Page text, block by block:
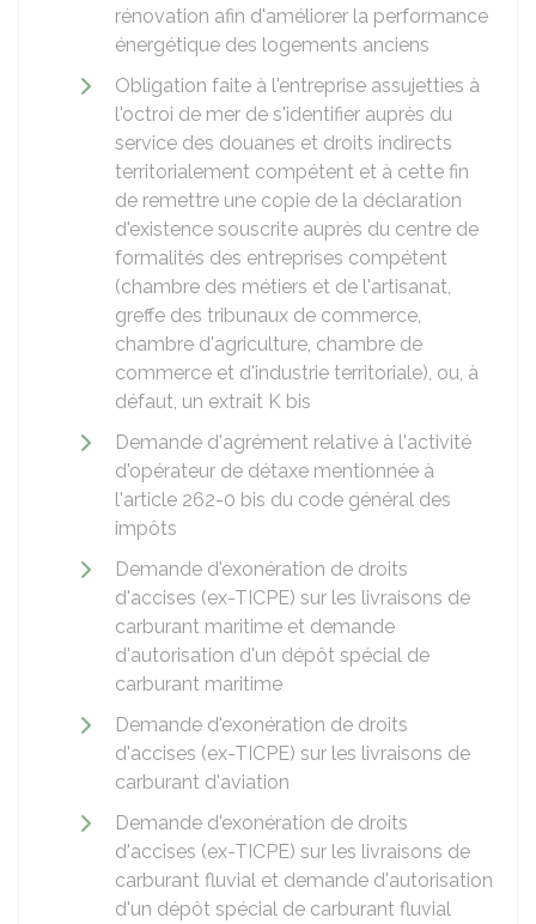
rénovation afin d'améliorer la performance
énergétique des logements anciens
Obligation faite à l'entreprise assujetties à
l'octroi de mer de s'identifier auprès du
service des douanes et droits indirects
territorialement compétent et à cette fin
de remettre une copie de la déclaration
d'existence souscrite auprès du centre de
formalités des entreprises compétent
(chambre des métiers et de l'artisanat,
greffe des tribunaux de commerce,
chambre d'agriculture, chambre de
commerce et d'industrie territoriale), ou, à
défaut, un extrait K bis
Demande d'agrément relative à l'activité
d'opérateur de détaxe mentionnée à
l'article 262-0 bis du code général des
impôts
Demande d'exonération de droits
d'accises (ex-TICPE) sur les livraisons de
carburant maritime et demande
d'autorisation d'un dépôt spécial de
carburant maritime
Demande d'exonération de droits
d'accises (ex-TICPE) sur les livraisons de
carburant d'aviation
Demande d'exonération de droits
d'accises (ex-TICPE) sur les livraisons de
carburant fluvial et demande d'autorisation
d'un dépôt spécial de carburant fluvial